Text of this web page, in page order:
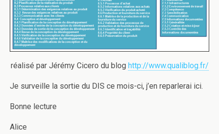
réalisé par Jérémy Cicero du blog http://www.qualiblog.fr/
Je surveille la sortie du DIS ce mois-ci, j’en reparlerai ici.
Bonne lecture
Alice